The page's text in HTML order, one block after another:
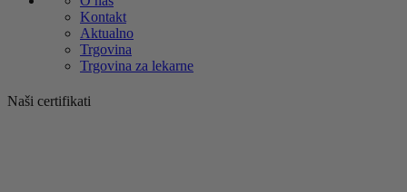
Kontakt
Aktualno
Trgovina
Trgovina za lekarne
Naši certifikati